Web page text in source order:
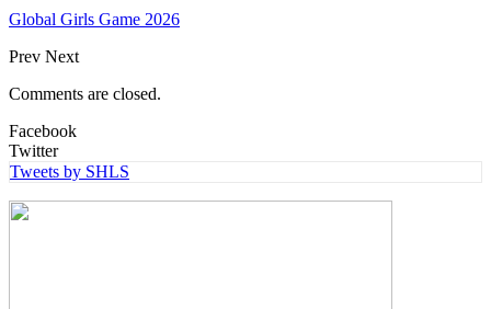
Global Girls Game 2026
Prev Next
Comments are closed.
Facebook
Twitter
Tweets by SHLS